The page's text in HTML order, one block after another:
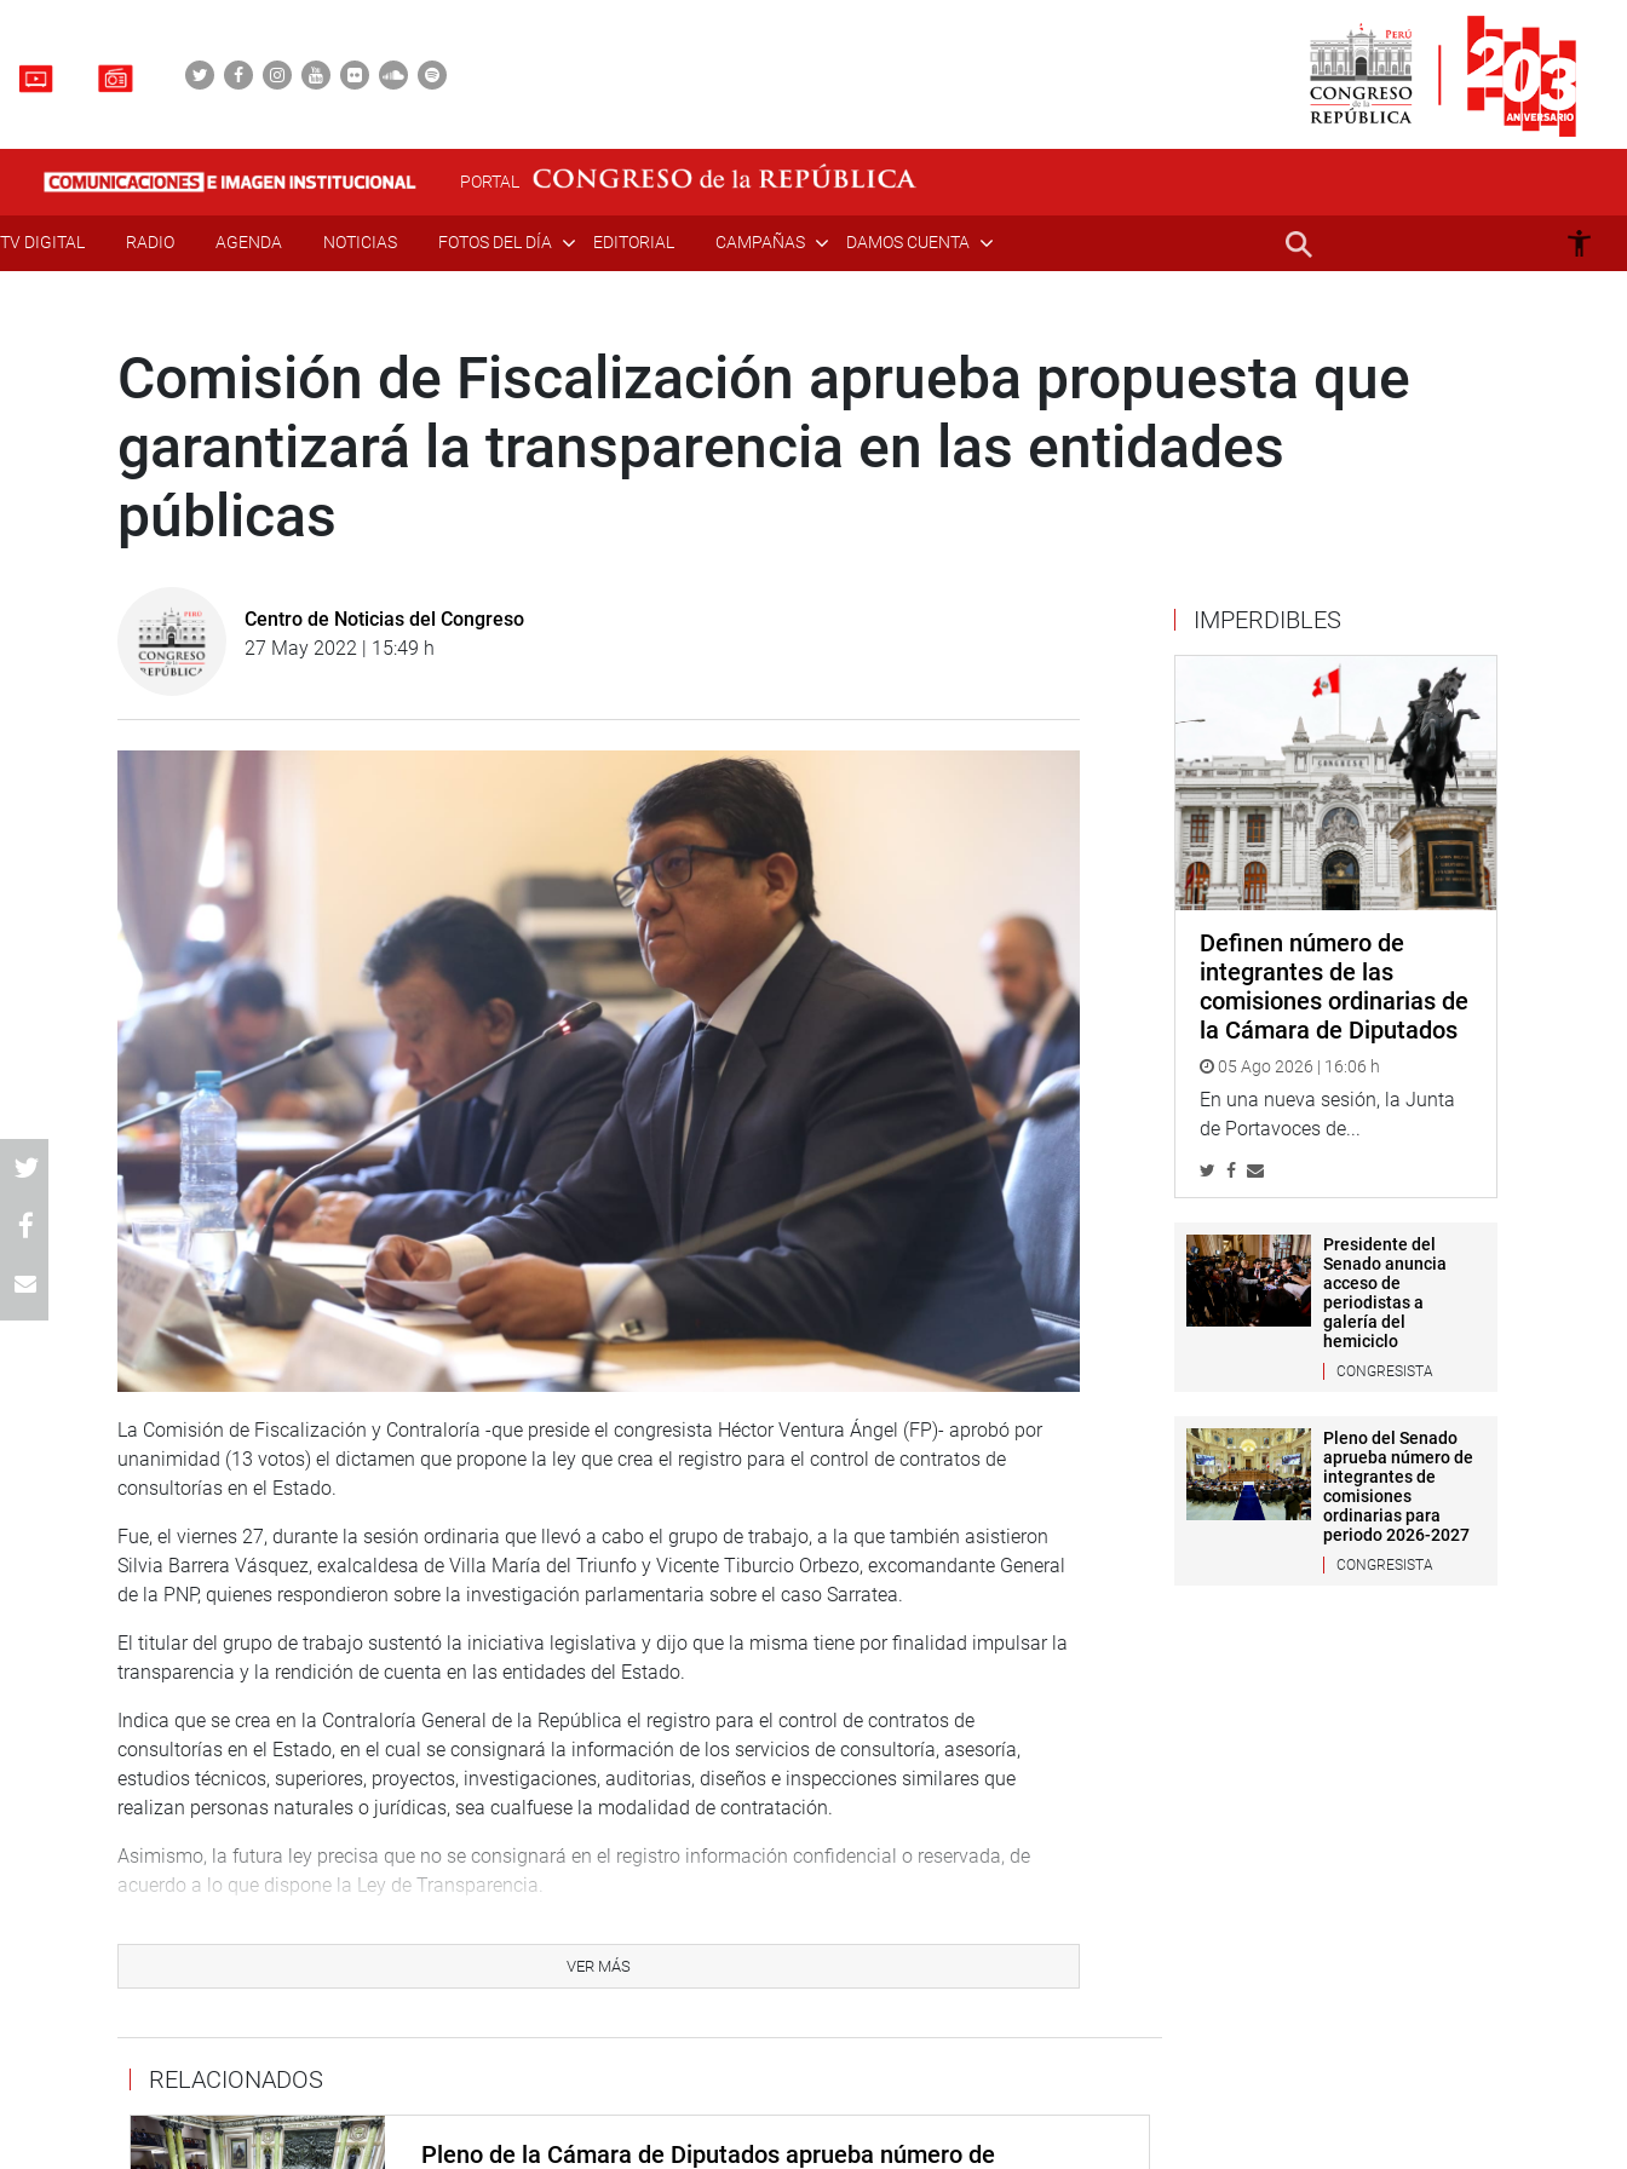
PORTAL
TV DIGITAL RADIO AGENDA NOTICIAS FOTOS DEL DÍA EDITORIAL CAMPAÑAS DAMOS CUENTA
Comisión de Fiscalización aprueba propuesta que
garantizará la transparencia en las entidades
públicas
Centro de Noticias del Congreso
27 May 2022 | 15:49 h
La Comisión de Fiscalización y Contraloría -que preside el congresista Héctor Ventura Ángel (FP)- aprobó por
unanimidad (13 votos) el dictamen que propone la ley que crea el registro para el control de contratos de
consultorías en el Estado.
Fue, el viernes 27, durante la sesión ordinaria que llevó a cabo el grupo de trabajo, a la que también asistieron
Silvia Barrera Vásquez, exalcaldesa de Villa María del Triunfo y Vicente Tiburcio Orbezo, excomandante General
de la PNP, quienes respondieron sobre la investigación parlamentaria sobre el caso Sarratea.
El titular del grupo de trabajo sustentó la iniciativa legislativa y dijo que la misma tiene por finalidad impulsar la
transparencia y la rendición de cuenta en las entidades del Estado.
Indica que se crea en la Contraloría General de la República el registro para el control de contratos de
consultorías en el Estado, en el cual se consignará la información de los servicios de consultoría, asesoría,
estudios técnicos, superiores, proyectos, investigaciones, auditorias, diseños e inspecciones similares que
realizan personas naturales o jurídicas, sea cualfuese la modalidad de contratación.
Asimismo, la futura ley precisa que no se consignará en el registro información confidencial o reservada, de
acuerdo a lo que dispone la Ley de Transparencia.
personal responsable de alimentar el registro creado, publicarlo en su portal web institucional y supervisar y
controlar el registro para el control de contratos de consultorías en el Estado».
Ventura Ángel, agregó que las entidades de la administración pública –a través del responsable del portal de
transparencia o quien haga sus veces- serán las encargadas de actualizar el registro, y se dispone que el
contralor deberá informar anualmente ante la Comisión de Fiscalización sobre sus acciones de control respecto
de las consultorías del Estado.
VER MÁS
RELACIONADOS
Pleno de la Cámara de Diputados aprueba número de
IMPERDIBLES
Definen número de
integrantes de las
comisiones ordinarias de
la Cámara de Diputados
05 Ago 2026 | 16:06 h
En una nueva sesión, la Junta
de Portavoces de...
Presidente del
Senado anuncia
acceso de
periodistas a
galería del
hemiciclo
CONGRESISTA
Pleno del Senado
aprueba número de
integrantes de
comisiones
ordinarias para
periodo 2026-2027
CONGRESISTA